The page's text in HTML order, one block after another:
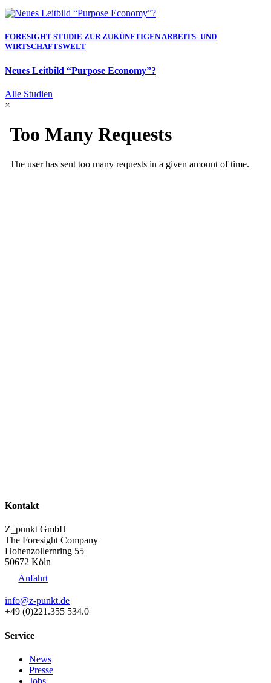
FORESIGHT-STUDIE ZUR ZUKÜNFTIGEN ARBEITS- UND
WIRTSCHAFTSWELT
Neues Leitbild “Purpose Economy”?
Alle Studien
×
Kontakt
Z_punkt GmbH
The Foresight Company
Hohenzollernring 55
50672 Köln
Anfahrt
info@z-punkt.de
+49 (0)221.355 534.0
Service
News
Presse
Jobs